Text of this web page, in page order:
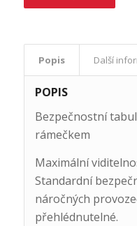
Popis Další
POPIS
Bezpečnostní
rámečkem
Maximální
Standardní
náročných
přehlédnutelné.